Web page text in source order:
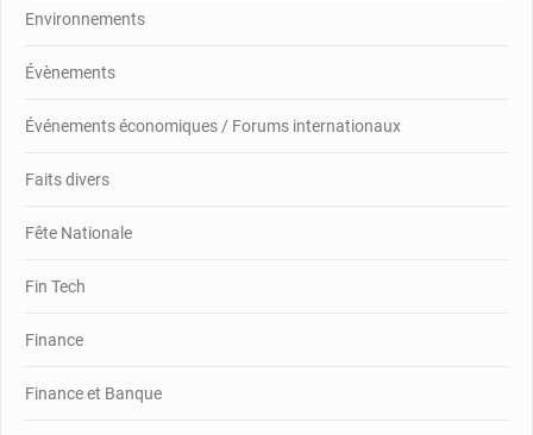
Environnements
Évènements
Événements économiques / Forums internationaux
Faits divers
Fête Nationale
Fin Tech
Finance
Finance et Banque